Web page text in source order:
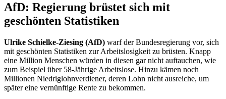
AfD: Regierung brüstet sich mit
geschönten Statistiken
Ulrike Schielke-Ziesing (AfD) warf der Bundesregierung vor, sich
mit geschönten Statistiken zur Arbeitslosigkeit zu brüsten. Knapp
eine Million Menschen würden in diesen gar nicht auftauchen, wie
zum Beispiel über 58-Jährige Arbeitslose. Hinzu kämen noch
Millionen Niedriglohnverdiener, deren Lohn nicht ausreiche, um
später eine vernünftige Rente zu bekommen.